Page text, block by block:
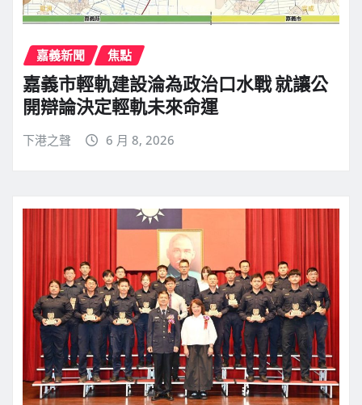
嘉義新聞 焦點
嘉義市輕軌建設淪為政治口水戰 就讓公
開辯論決定輕軌未來命運
下港之聲 6 月 8, 2026